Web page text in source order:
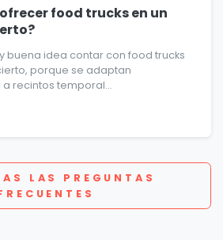
food trucks en un
buena idea contar con food trucks
porque se adaptan
recintos temporal...
LAS PREGUNTAS